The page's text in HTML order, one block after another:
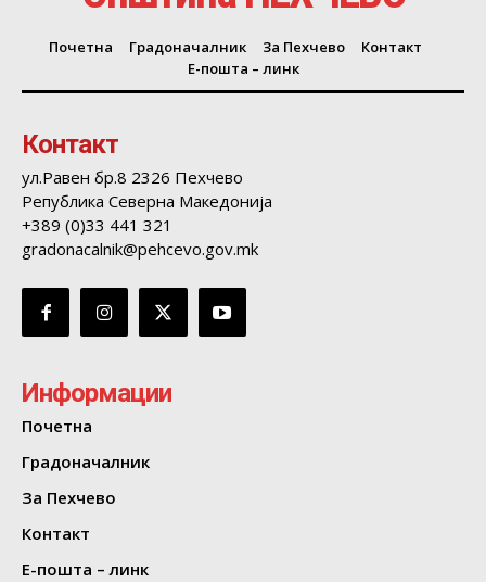
Почетна Градоначалник За Пехчево
Контакт
Е-пошта – линк
Контакт
ул.Равен бр.8 2326 Пехчево
Република Северна Македонија
+389 (0)33 441 321
gradonacalnik@pehcevo.gov.mk
Информации
Почетна
Градоначалник
За Пехчево
Контакт
Е-пошта – линк